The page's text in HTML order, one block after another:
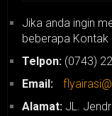
Jika anda ingin
beberapa Kontak
Telpon: (0743)
Email:
Alamat: JL.